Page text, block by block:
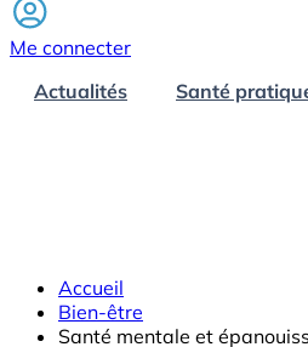
Me connecter
Actualités
Santé
Accueil
Bien-être
Santé mentale et